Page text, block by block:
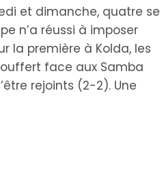
et dimanche, quatre se
n’a réussi à imposer
la première à Kolda, les
face aux Samba
rejoints (2-2). Une